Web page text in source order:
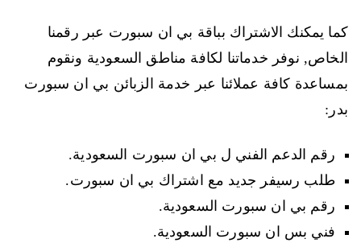
كما يمكنك الاشتراك بباقة بي ان سبورت عبر رقمنا
الخاص, نوفر خدماتنا لكافة مناطق السعودية ونقوم
بمساعدة كافة عملائنا عبر خدمة الزبائن بي ان سبورت
بدر:
رقم الدعم الفني ل بي ان سبورت السعودية.
طلب رسيفر جديد مع اشتراك بي ان سبورت.
رقم بي ان سبورت السعودية.
فني بس ان سبورت السعودية.